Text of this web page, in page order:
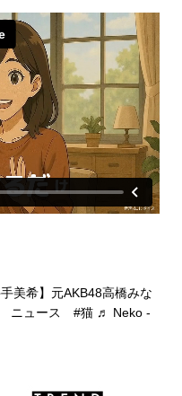
美希】元AKB48高橋みな
ニュース #猫 ♬ Neko -